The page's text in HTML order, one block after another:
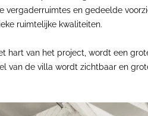
en gedeelde
ruimtelijke kwaliteiten.
hart van het project, wordt een
van de villa wordt zichtbaar en